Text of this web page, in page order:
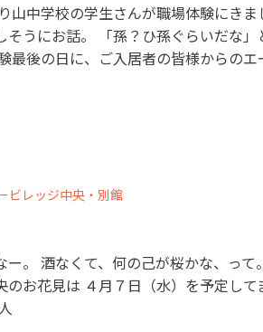
中学校の学生さんが職場体験にきま
そうにお話。 「孫？ひ孫ぐらいだな」
最後の日に、ご入居者の皆様からのエ
ビレッジ中央・別館
ー。 酒なくて、何の己が桜かな、って
のお花見は ４月７日（水）を予定して